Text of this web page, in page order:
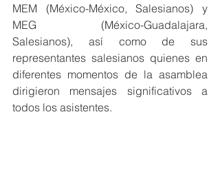
MEM (México-México, Salesianos) y
MEG (México-Guadalajara,
Salesianos), así como de sus
representantes salesianos quienes en
diferentes momentos de la asamblea
dirigieron mensajes significativos a
todos los asistentes.